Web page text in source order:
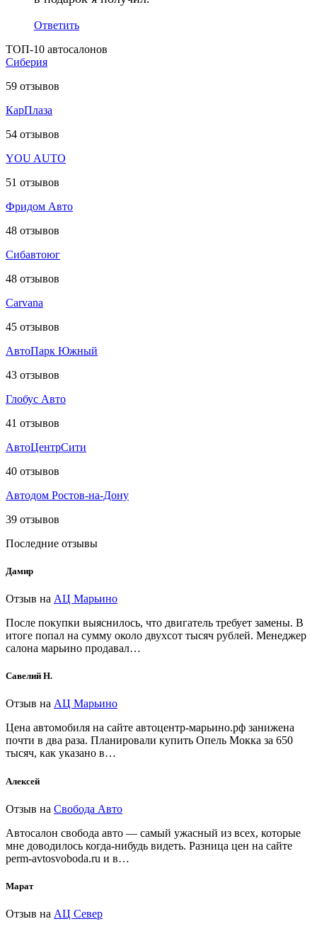
Ответить
ТОП-10 автосалонов
Сиберия
59 отзывов
КарПлаза
54 отзывов
YOU AUTO
51 отзывов
Фридом Авто
48 отзывов
Сибавтоюг
48 отзывов
Carvana
45 отзывов
АвтоПарк Южный
43 отзывов
Глобус Авто
41 отзывов
АвтоЦентрСити
40 отзывов
Автодом Ростов-на-Дону
39 отзывов
Последние отзывы
Дамир
Отзыв на АЦ Марьино
После покупки выяснилось, что двигатель требует замены. В
итоге попал на сумму около двухсот тысяч рублей. Менеджер
салона марьино продавал…
Савелий Н.
Отзыв на АЦ Марьино
Цена автомобиля на сайте автоцентр-марьино.рф занижена
почти в два раза. Планировали купить Опель Мокка за 650
тысяч, как указано в…
Алексей
Отзыв на Свобода Авто
Автосалон свобода авто — самый ужасный из всех, которые
мне доводилось когда-нибудь видеть. Разница цен на сайте
perm-avtosvoboda.ru и в…
Марат
Отзыв на АЦ Север